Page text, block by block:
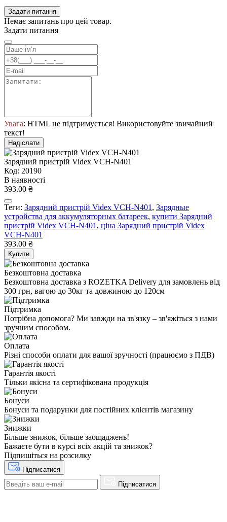
Задати питання
Немає запитань про цей товар.
Задати питання
Увага: HTML не підтримується! Використовуйте звичайний
текст!
Надіслати
Зарядний пристрій Videx VCH-N401
Код: 20190
В наявності
393.00 ₴
Теги: Зарядний пристрій Videx VCH-N401 , Зарядные
устройства для аккумуляторных батареек, купити Зарядний
пристрій Videx VCH-N401 , ціна Зарядний пристрій Videx
VCH-N401
393.00 ₴
Купити
Безкоштовна доставка
Безкоштовна доставка з ROZETKA Delivery для замовлень від
300 грн, вагою до 30кг та довжиною до 120см
Підтримка
Потрібна допомога? Ми завжди на зв'язку – зв'яжіться з нами
зручним способом.
Оплата
Різні способи оплати для вашої зручності (працюємо з ПДВ)
Гарантія якості
Тільки якісна та сертифікована продукція
Бонуси
Бонуси та подарунки для постійних клієнтів магазину
Знижки
Більше знижок, більше заощаджень!
Бажаєте бути в курсі всіх акцій та знижок?
Підпишіться на розсилку
Підписатися
Підписатися